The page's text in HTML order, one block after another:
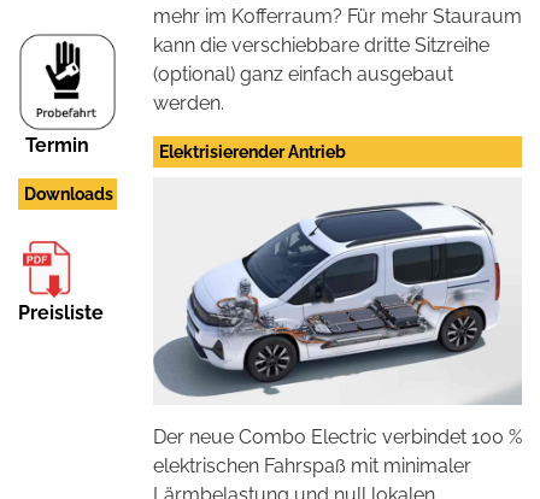
Termin
Downloads
Preisliste
mehr im Kofferraum? Für mehr Stauraum
kann die verschiebbare dritte Sitzreihe
(optional) ganz einfach ausgebaut
werden.
Elektrisierender Antrieb
Der neue Combo Electric verbindet 100 %
elektrischen Fahrspaß mit minimaler
Lärmbelastung und null lokalen